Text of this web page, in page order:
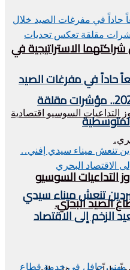
الاستراتيجية في
التداعيات السوسيو
الصيد البحري.
حاداً في مفرغات الصيد
خلال النصف الأول من 2026.. مؤشرات مقلقة
تنعش ميناء سيدي
الزخم إلى الاقتصاد